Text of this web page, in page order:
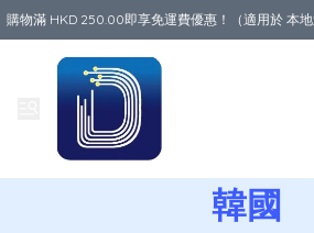
購物滿 HKD 250.00即享免運費優惠！（適用於 本
韓國